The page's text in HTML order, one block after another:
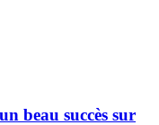
beau succès sur